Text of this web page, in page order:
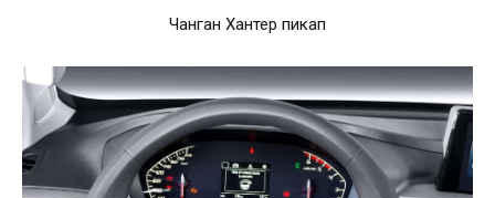
Чанган Хантер пикап